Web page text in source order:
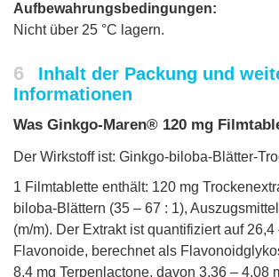
Aufbewahrungsbedingungen:
Nicht über 25 °C lagern.
6
Inhalt der Packung und
Informationen
Was Ginkgo-Maren® 120 mg
Der Wirkstoff ist: Ginkgo-biloba-Blätter-
1 Filmtablette enthält: 120 mg
biloba-Blättern (35 – 67 : 1),
(m/m). Der Extrakt ist quantifiziert auf 26,4
Flavonoide, berechnet als
8,4 mg Terpenlactone, davon 3,36 – 4,08